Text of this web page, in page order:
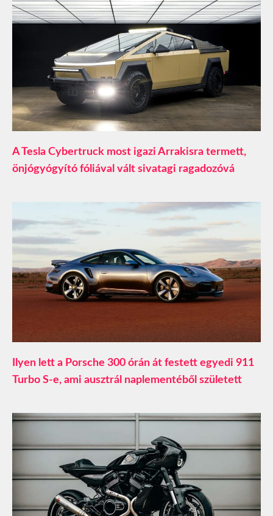
A Tesla Cybertruck most igazi Arrakisra termett,
önjógyógyító fóliával vált sivatagi ragadozóvá
Ilyen lett a Porsche 300 órán át festett egyedi 911
Turbo S-e, ami ausztrál naplementéből született